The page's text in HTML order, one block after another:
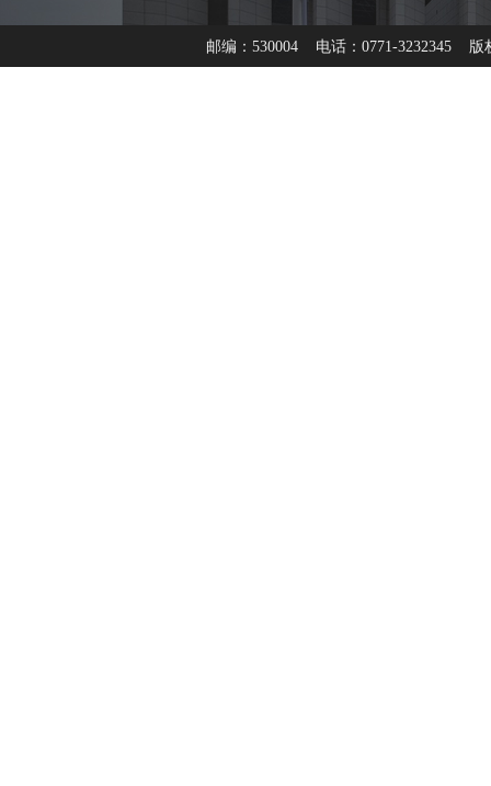
邮编：530004 电话：0771-3232345 版